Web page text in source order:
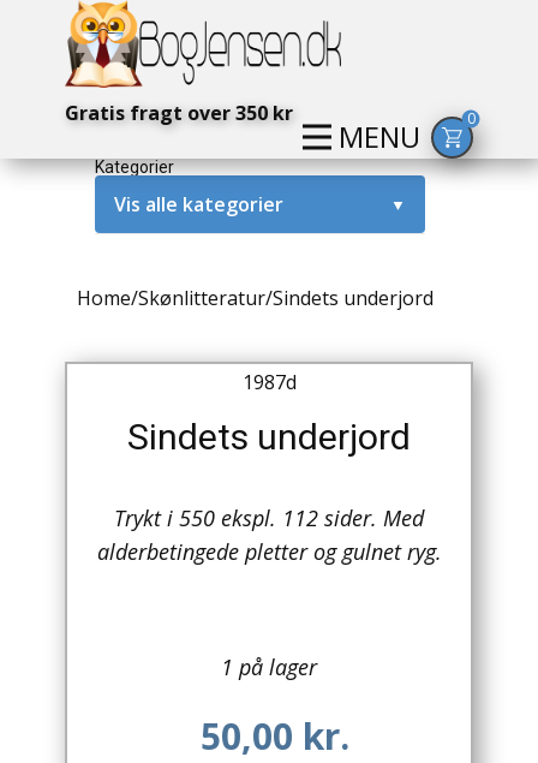
MENU
Gratis fragt over 350 kr 0
Kategorier
Vis alle kategorier ▼
Amerika / USA
Anden Verdenskrig
Antikke / Specielle Bøger
Arkæologi
Biografier / Erindringer
Home/Skønlitteratur/Sindets underjord
1987d
Sindets underjord
Trykt i 550 ekspl. 112 sider. Med
alderbetingede pletter og gulnet ryg.
1 på lager
50,00 kr.